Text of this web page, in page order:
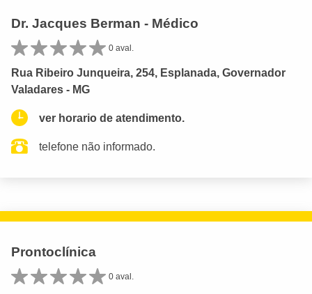
Dr. Jacques Berman - Médico
0 aval.
Rua Ribeiro Junqueira, 254, Esplanada, Governador
Valadares - MG
ver horario de atendimento.
telefone não informado.
Prontoclínica
0 aval.